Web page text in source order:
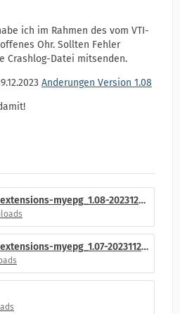
ich im Rahmen des vom VTI-
Ohr. Sollten Fehler
Crashlog-Datei mitsenden.
Anderungen Version 1.08
enigma2-plugin-extensions-myepg_1.08-20231219_all.ipk
enigma2-plugin-extensions-myepg_1.07-20231125_all.ipk